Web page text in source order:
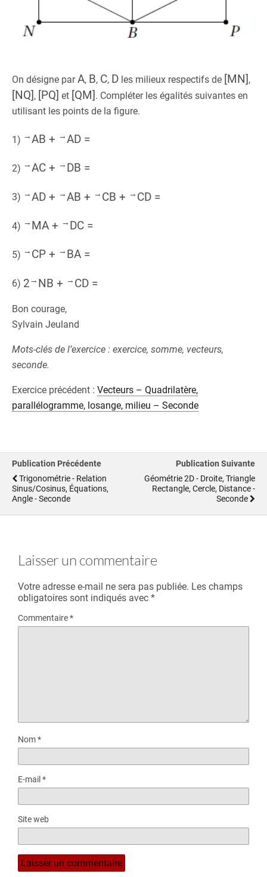
On désigne parA, B, C, D les milieux respectifs de [MN],
[NQ], [PQ] et [QM]. Compléter les égalités suivantes en
utilisant les points de la figure.
1) →AB + →AD =
2) →AC + → DB =
3) →AD + →AB + → CB + → CD =
4) → MA + → DC =
5) → CP + → BA =
6) 2→ NB + → CD =
Bon courage,
Sylvain Jeuland
Mots-clés de l’exercice : exercice, somme, vecteurs,
seconde.
Exercice précédent : Vecteurs – Quadrilatère,
parallélogramme, losange, milieu – Seconde
Publication Précédente
Trigonométrie - Relation
Sinus/cosinus, Équations,
Angle - Seconde
Publication Suivante
Géométrie 2D - Droite, Triangle
Rectangle, Cercle, Distance -
Seconde
Laisser un commentaire
Votre adresse e-mail ne sera pas publiée. Les champs
obligatoires sont indiqués avec *
Commentaire*
Nom*
E-mail *
Site web